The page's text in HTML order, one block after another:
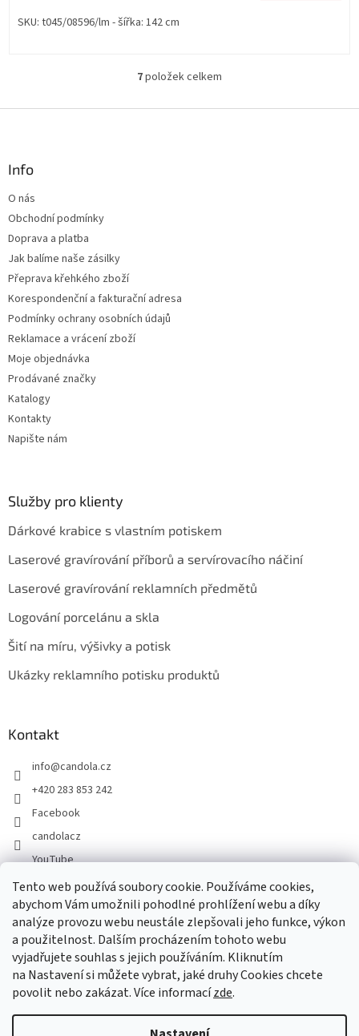
Tento web používá soubory cookie. Používáme cookies,
abychom Vám umožnili pohodlné prohlížení webu a díky
analýze provozu webu neustále zlepšovali jeho funkce, výkon
a použitelnost. Dalším procházením tohoto webu
vyjadřujete souhlas s jejich používáním. Kliknutím
na Nastavení si můžete vybrat, jaké druhy Cookies chcete
povolit nebo zakázat. Více informacízde.
SKU: t045/08596/lm - šířka: 142 cm
O
l
ý
7položek celkem
Info
O nás
Obchodní podmínky
Doprava a platba
Jak balíme naše zásilky
Přeprava křehkého zboží
Korespondenční a fakturační adresa
Podmínky ochrany osobních údajů
Reklamace a vrácení zboží
Moje objednávka
Prodávané značky
Katalogy
Kontakty
Napište nám
Služby pro klienty
Dárkové krabice s vlastním potiskem
Laserové gravírování příborů a servírovacího náčiní
Laserové gravírování reklamních předmětů
Logování porcelánu a skla
Šití na míru, výšivky a potisk
Ukázky reklamního potisku produktů
Kontakt
info@candola.cz
+420 283 853 242
Facebook
candolacz
YouTube
Přijímáme online platby